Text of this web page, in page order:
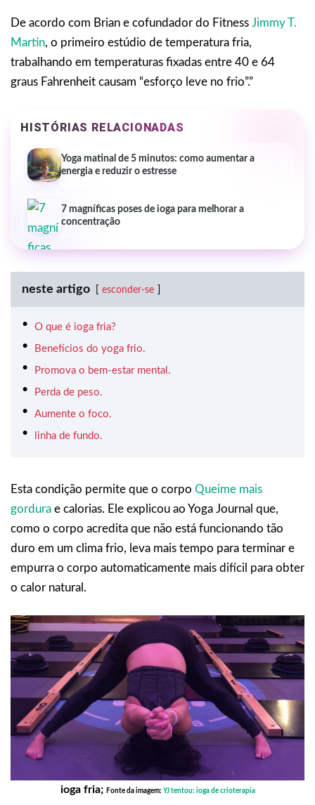
De acordo com Brian e cofundador do Fitness Jimmy T.
Martin, o primeiro estúdio de temperatura fria,
trabalhando em temperaturas fixadas entre 40 e 64
graus Fahrenheit causam “esforço leve no frio”.”
HISTÓRIAS RELACIONADAS
Yoga matinal de 5 minutos: como aumentar a
energia e reduzir o estresse
7 magníficas poses de ioga para melhorar a
concentração
neste artigo esconder-se
O que é ioga fria?
Benefícios do yoga frio.
Promova o bem-estar mental.
Perda de peso.
Aumente o foco.
linha de fundo.
Esta condição permite que o corpo Queime mais
gordura e calorias. Ele explicou ao Yoga Journal que,
como o corpo acredita que não está funcionando tão
duro em um clima frio, leva mais tempo para terminar e
empurra o corpo automaticamente mais difícil para obter
o calor natural.
ioga fria; Fonte da imagem: YJ tentou: ioga de crioterapia